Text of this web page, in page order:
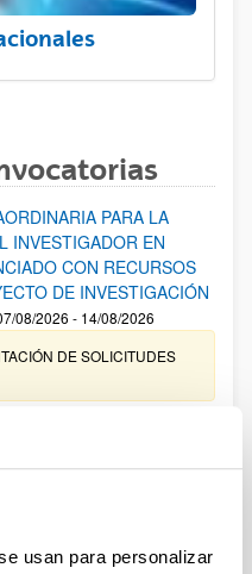
usan para personalizar
PARA LA
INVESTIGADOR EN
CON RECURSOS
DE INVESTIGACIÓN
08/2026 - 14/08/2026
DE SOLICITUDES
y renovación de
en la
del listado provisional de
03/2026: Relación